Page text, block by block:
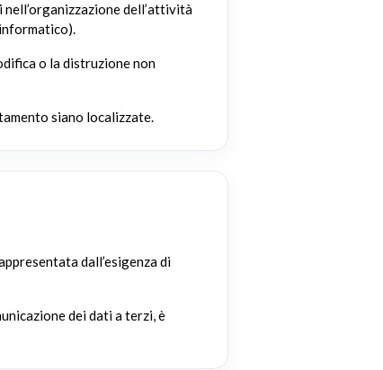
dell’attività
o la distruzione non
siano localizzate.
dall’esigenza di
dei dati a terzi, è